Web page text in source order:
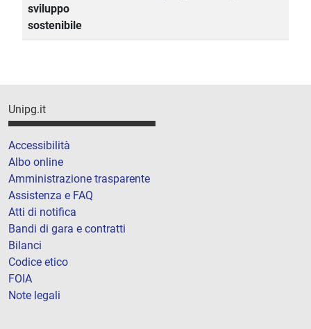
sviluppo
sostenibile
Unipg.it
Accessibilità
Albo online
Amministrazione trasparente
Assistenza e FAQ
Atti di notifica
Bandi di gara e contratti
Bilanci
Codice etico
FOIA
Note legali